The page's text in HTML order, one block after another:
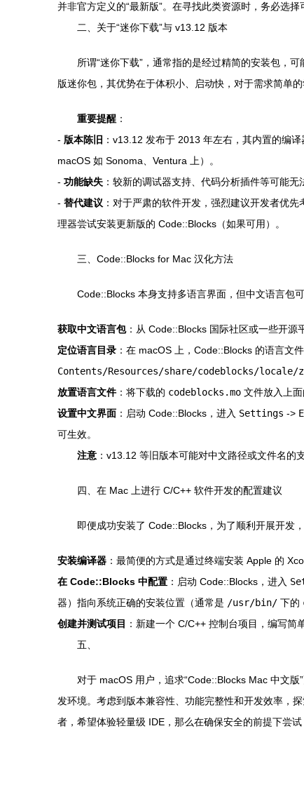
并非官方定义的“最新版”。在寻找此类资源时，务必选择
二、关于“迷你下载”与 v13.12 版本
所谓“迷你下载”，通常指的是经过精简的安装包，
版迷你包，其优势在于体积小、启动快，对于需求简单的
重要提醒 ：
- 版本陈旧 ：v13.12 发布于 2013 年左右，其内置的编
macOS 如 Sonoma、Ventura 上）。
- 功能缺失 ：较新的调试器支持、代码分析插件等可能无
- 替代建议 ：对于严肃的软件开发，强烈建议开发者优
理器尝试安装更新版的 Code::Blocks（如果可用）。
三、Code::Blocks for Mac 汉化方法
Code::Blocks 本身支持多语言界面，但中文语言包
获取中文语言包：从 Code::Blocks 国际社区或一些开源
定位语言目录 ：在 macOS 上，Code::Blocks 的语言文
Contents/Resources/share/codeblocks/locale/
放置语言文件：将下载的 codeblocks.mo 文件放入上面
设置中文界面 ：启动 Code::Blocks，进入 Settings ->
可生效。
注意 ：v13.12 等旧版本可能对中文路径或文件名的
四、在 Mac 上进行 C/C++ 软件开发的配置建议
即便成功安装了 Code::Blocks，为了顺利开展开发
安装编译器 ：最简便的方式是通过终端安装 Apple 的
在 Code::Blocks 中配置 ：启动 Code::Blocks，进入
器）指向系统正确的安装位置（通常是 /usr/bin/ 下的
创建并测试项目 ：新建一个 C/C++ 控制台项目，编写简
五、
对于 macOS 用户，追求“Code::Blocks Mac 中文
发环境。考虑到版本兼容性、功能完整性和开发效率，
者，希望体验轻量级 IDE，那么在确保安全的前提下尝